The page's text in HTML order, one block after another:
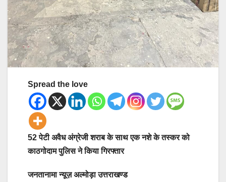
Spread the love
52 पेटी अवैध अंग्रेजी शराब के साथ एक नशे के तस्कर को
काठगोदाम पुलिस ने किया गिरफ्तार
जनतानामा न्यूज़ अल्मोड़ा उत्तराखण्ड